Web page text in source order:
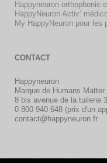
Happyneuron orthophonie
HappyNeuron Activ’
My HappyNeuron pour les
CONTACT
Happyneuron
Marque de Humans Matter
8 bis avenue de la tuilerie
0 800 940 648 (prix d'un
contact@happyneuron.fr